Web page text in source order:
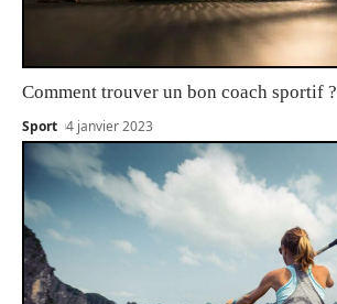
Comment trouver un bon coach sportif ?
Sport 4 janvier 2023